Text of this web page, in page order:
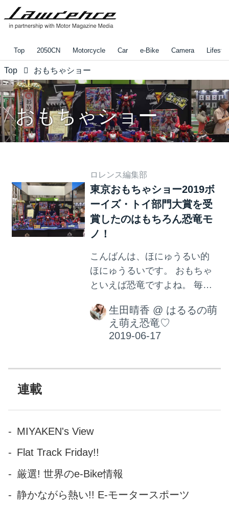
Top 2050CN Motorcycle Car e-Bike Camera
Top おもちゃショー
おもちゃショー
ロレンス編集部
東京おもちゃショー2019ボ
ーイズ・トイ部門大賞を受
賞したのはもちろん恐竜モ
ノ！
こんばんは、ほにゅうるい的
ほにゅうるいです。 おもちゃ
といえば恐竜ですよね。 毎年
ちゃを出して売れまくってい
ますし、おもちゃに恐竜は外
せないものです。 日本玩具協
の玩具の展示会「東京おもち
2019 INTERNATIONAL
で世界を笑顔に。東京おもち
ゃショー2019、公式ホームペ
～16日の4日間で、最初の2日
生田晴香 @ はるるの萌
え萌え恐竜♡
連載
MIYAKEN's View
Flat Track Friday!!
厳選! 世界のe-Bike情報
静かながら熱い!! E-モータースポーツ